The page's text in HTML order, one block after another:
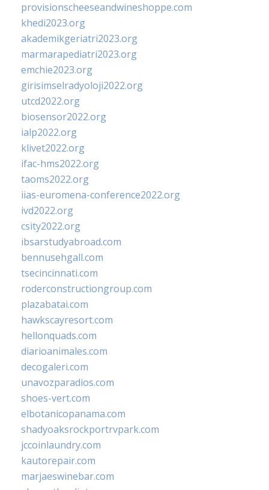
provisionscheeseandwineshoppe.com
khedi2023.org
akademikgeriatri2023.org
marmarapediatri2023.org
emchie2023.org
girisimselradyoloji2022.org
utcd2022.org
biosensor2022.org
ialp2022.org
klivet2022.org
ifac-hms2022.org
taoms2022.org
iias-euromena-conference2022.org
ivd2022.org
csity2022.org
ibsarstudyabroad.com
bennusehgall.com
tsecincinnati.com
roderconstructiongroup.com
plazabatai.com
hawkscayresort.com
hellonquads.com
diarioanimales.com
decogaleri.com
unavozparadios.com
shoes-vert.com
elbotanicopanama.com
shadyoaksrockportrvpark.com
jccoinlaundry.com
kautorepair.com
marjaeswinebar.com